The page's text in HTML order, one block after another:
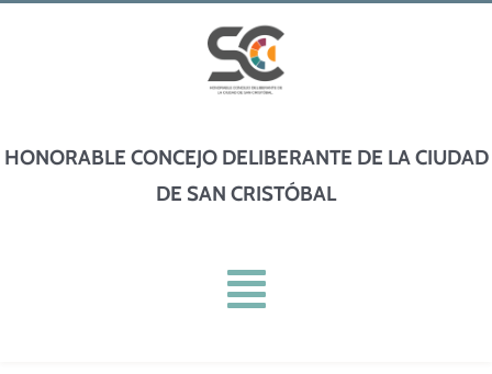
HONORABLE CONCEJO DELIBERANTE DE LA CIUDAD
DE SAN CRISTÓBAL
Toggle